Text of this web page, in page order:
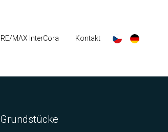
RE/MAX InterCora Kontakt
Grundstücke